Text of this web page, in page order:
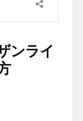
ンライ